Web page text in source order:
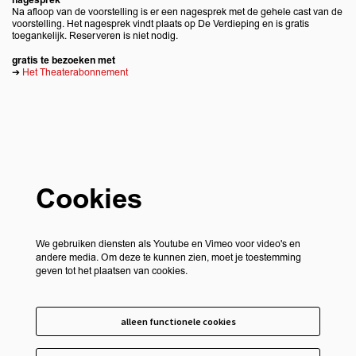
Na afloop van de voorstelling is er een nagesprek met de gehele cast van de
voorstelling. Het nagesprek vindt plaats op De Verdieping en is gratis
toegankelijk. Reserveren is niet nodig.
gratis te bezoeken met
➔ Het Theaterabonnement
Cookies
We gebruiken diensten als Youtube en Vimeo voor video's en
andere media. Om deze te kunnen zien, moet je toestemming
geven tot het plaatsen van cookies.
alleen functionele cookies